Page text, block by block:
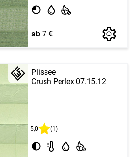
ab 7 €
Plissee
Crush Perlex 07.15.12
5,0 (1)